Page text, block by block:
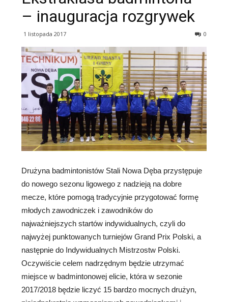
– inauguracja rozgrywek
1 listopada 2017 0
Drużyna badmintonistów Stali Nowa Dęba przystępuje
do nowego sezonu ligowego z nadzieją na dobre
mecze, które pomogą tradycyjnie przygotować formę
młodych zawodniczek i zawodników do
najważniejszych startów indywidualnych, czyli do
najwyżej punktowanych turniejów Grand Prix Polski, a
następnie do Indywidualnych Mistrzostw Polski.
Oczywiście celem nadrzędnym będzie utrzymać
miejsce w badmintonowej elicie, która w sezonie
2017/2018 będzie liczyć 15 bardzo mocnych drużyn,